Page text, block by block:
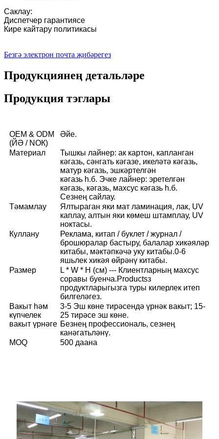
Саклау:
Диспетчер гарантиясе
Кире кайтару политикасы
Безгә электрон почта җибәрегез
Продукциянең детальләре
Продукция тэглары
OEM & ODM
(ЙӘ / NOК)
Әйе.
Материал
Тышкы лайнер: ак картон, капланган
кәгазь, сәнгать кәгазе, икеләтә кәгазь,
матур кәгазь, эшкәртелгән
кәгазь һ.б. Эчке лайнер: эретелгән
кәгазь, кәгазь, махсус кәгазь һ.б.
Сезнең сайлау.
Тәмамлау
Ялтыраган яки мат ламинация, лак, UV
каплау, алтын яки көмеш штамплау, UV
ноктасы.
Куллану
Реклама, китап / буклет / журнал /
брошюралар бастыру, балалар хикәяләр
китабы, мәктәпкәчә уку китабы.0-6
яшьлек хикәя өйрәнү китабы.
Размер
L * W * H (см) --- Клиентларның махсус
соравы буенча.Productsз
продуктларыгызга туры килерлек итеп
билгеләгез.
Вакыт һәм
күпчелек
вакыт үрнәге
3-5 Эш көне тирәсендә үрнәк вакыт; 15-
25 тирәсе эш көне.
Безнең профессиональ, сезнең
канәгатьләнү.
MOQ
500 даана